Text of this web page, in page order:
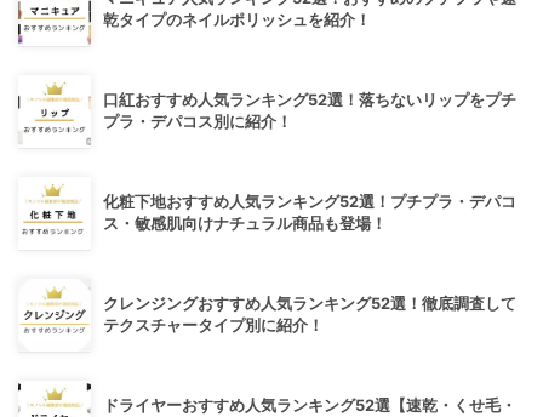
乾タイプのネイルポリッシュを紹介！
口紅おすすめ人気ランキング52選！落ちないリップをプチ
プラ・デパコス別に紹介！
化粧下地おすすめ人気ランキング52選！プチプラ・デパコ
ス・敏感肌向けナチュラル商品も登場！
クレンジングおすすめ人気ランキング52選！徹底調査して
テクスチャータイプ別に紹介！
ドライヤーおすすめ人気ランキング52選【速乾・くせ毛・